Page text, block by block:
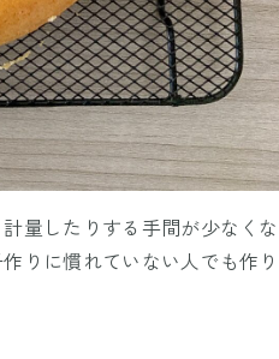
量したりする手間が少なくな
りに慣れていない人でも作り